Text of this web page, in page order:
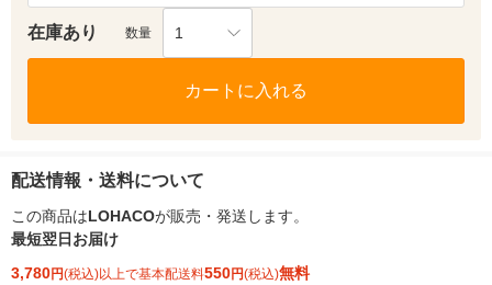
在庫あり 数量 1
カートに入れる
配送情報・送料について
この商品はLOHACOが販売・発送します。
最短翌日お届け
3,780円(税込)以上で基本配送料550円(税込)無料